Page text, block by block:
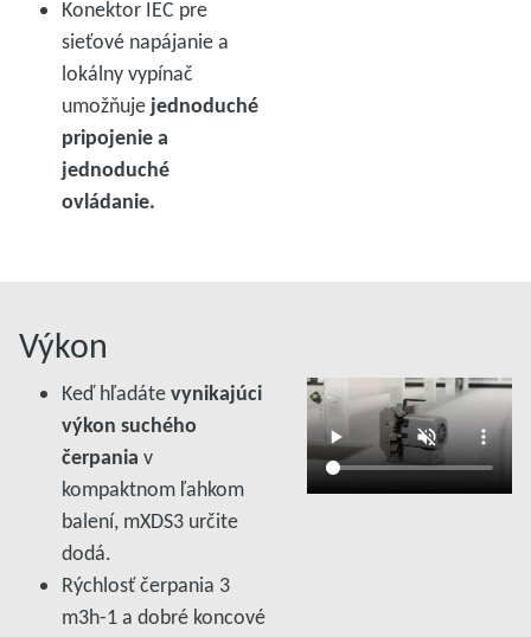
Konektor IEC pre
sieťové napájanie a
lokálny vypínač
umožňuje jednoduché
pripojenie a
jednoduché
ovládanie.
Výkon
Keď hľadátevynikajúci
výkon suchého
čerpania v
kompaktnom ľahkom
balení, mXDS3 určite
dodá.
Rýchlosť čerpania 3
m3h-1a dobré koncové